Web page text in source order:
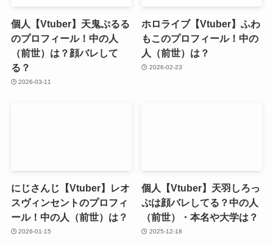
個人【Vtuber】天鬼ぷるる
のプロフィール！中の人
（前世）は？顔バレして
る？
2026-03-11
ホロライブ【Vtuber】ふわ
もこのプロフィール！中の
人（前世）は？
2026-02-23
にじさんじ【Vtuber】レオ
スヴィンセントのプロフィ
ール！中の人（前世）は？
2026-01-15
個人【Vtuber】天羽しろっ
ぷは顔バレしてる？中の人
（前世）・本名や大学は？
2025-12-18